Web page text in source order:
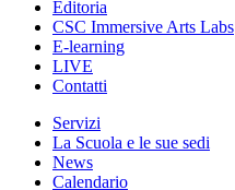
Editoria
CSC Immersive Arts Labs
E-learning
LIVE
Contatti
Servizi
La Scuola e le sue sedi
News
Calendario